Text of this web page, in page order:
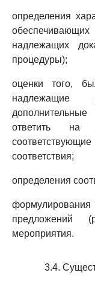
определения
надлежащих
процедуры);
оценки того,
надлежащие
ответить на
соответствия;
определения
формулирования
предложений
мероприятия.
3.4.